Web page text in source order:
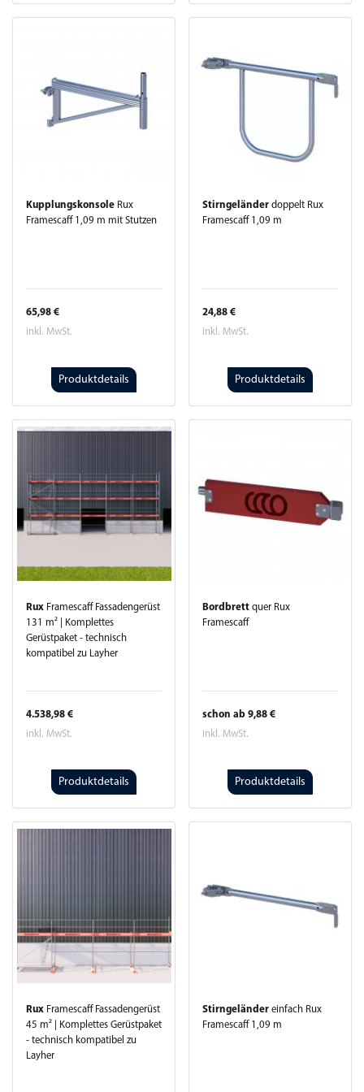
Kupplungskonsole Rux
Framescaff 1,09 m mit Stutzen
65,98 €
inkl. MwSt.
Produktdetails
Stirngeländer doppelt Rux
Framescaff 1,09 m
24,88 €
inkl. MwSt.
Produktdetails
Rux Framescaff Fassadengerüst
131 m² | Komplettes
Gerüstpaket - technisch
kompatibel zu Layher
4.538,98 €
inkl. MwSt.
Produktdetails
Bordbrett quer Rux
Framescaff
schon ab 9,88 €
inkl. MwSt.
Produktdetails
Rux Framescaff Fassadengerüst
45 m² | Komplettes Gerüstpaket
- technisch kompatibel zu
Layher
Stirngeländer einfach Rux
Framescaff 1,09 m